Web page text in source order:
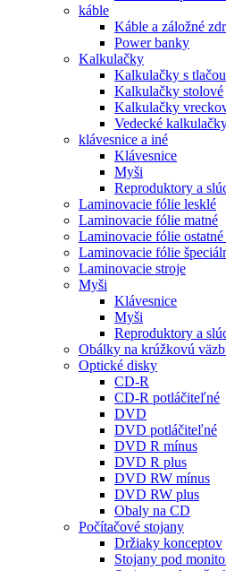
káble
Káble a záložné
Power banky
Kalkulačky
Kalkulačky s tlačou
Kalkulačky stolové
Kalkulačky
Vedecké
klávesnice a iné
Klávesnice
Myši
Reproduktory a
Laminovacie fólie lesklé
Laminovacie fólie matné
Laminovacie fólie
Laminovacie fólie
Laminovacie stroje
Myši
Klávesnice
Myši
Reproduktory a
Obálky na krúžkovú
Optické disky
CD-R
CD-R potláčiteľné
DVD
DVD potláčiteľné
DVD R mínus
DVD R plus
DVD RW mínus
DVD RW plus
Obaly na CD
Počítačové stojany
Držiaky konceptov
Stojany pod